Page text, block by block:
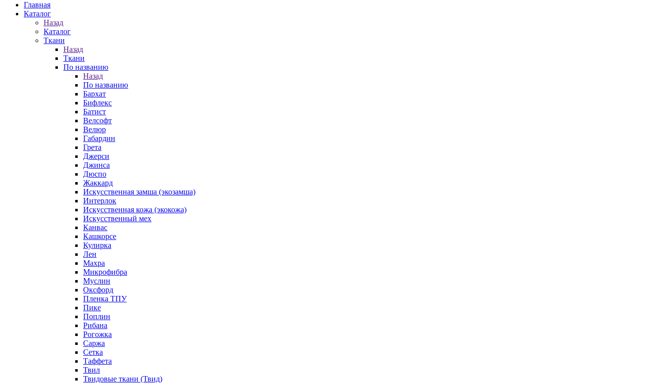
Главная
Каталог
Назад
Каталог
Ткани
Назад
Ткани
По названию
Назад
По названию
Бархат
Бифлекс
Батист
Велсофт
Велюр
Габардин
Грета
Джерси
Джинса
Дюспо
Жаккард
Искусственная замша (экозамша)
Интерлок
Искусственная кожа (экокожа)
Искусственный мех
Канвас
Кашкорсе
Кулирка
Лен
Махра
Микрофибра
Муслин
Оксфорд
Пленка ТПУ
Пике
Поплин
Рибана
Рогожка
Саржа
Сетка
Таффета
Твил
Твидовые ткани (Твид)